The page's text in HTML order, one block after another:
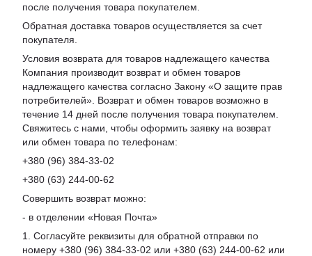
после получения товара покупателем.
Обратная доставка товаров осуществляется за счет
покупателя.
Условия возврата для товаров надлежащего качества
Компания производит возврат и обмен товаров
надлежащего качества согласно Закону «О защите прав
потребителей». Возврат и обмен товаров возможно в
течение 14 дней после получения товара покупателем.
Свяжитесь с нами, чтобы оформить заявку на возврат
или обмен товара по телефонам:
+380 (96) 384-33-02
+380 (63) 244-00-62
Совершить возврат можно:
- в отделении «Новая Почта»
1. Согласуйте реквизиты для обратной отправки по
номеру +380 (96) 384-33-02 или +380 (63) 244-00-62 или